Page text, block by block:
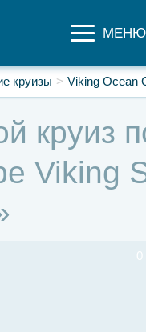
МЕНЮ
круизы Viking Ocean
круиз
Viking
0